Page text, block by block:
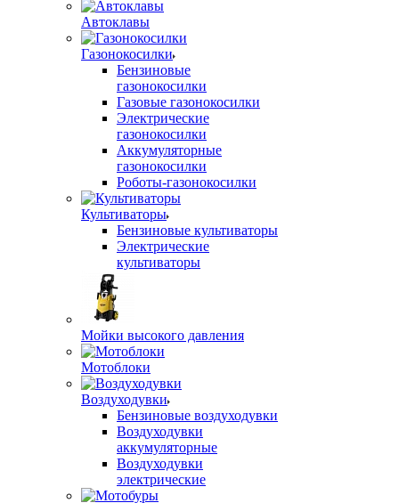
Автоклавы
Газонокосилки
Бензиновые
газонокосилки
Газовые газонокосилки
Электрические
газонокосилки
Аккумуляторные
газонокосилки
Роботы-газонокосилки
Культиваторы
Бензиновые культиваторы
Электрические
культиваторы
Мойки высокого давления
Мотоблоки
Воздуходувки
Бензиновые воздуходувки
Воздуходувки
аккумуляторные
Воздуходувки
электрические